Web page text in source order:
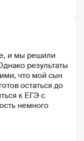
и мы решили
результаты
что мой сын
остаться до
к ЕГЭ с
немного
стоит того!